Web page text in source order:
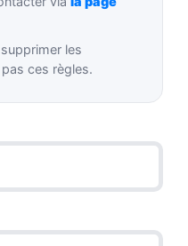
les
ces règles.